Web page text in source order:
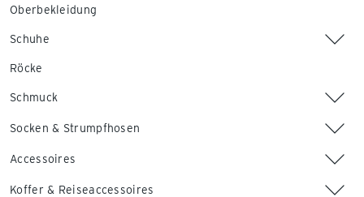
Oberbekleidung
Schuhe
Röcke
Schmuck
Socken & Strumpfhosen
Accessoires
Koffer & Reiseaccessoires